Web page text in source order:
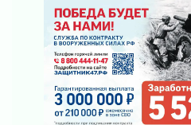
03 августа 2026
Часть медиков в
рассчитывать на
03 августа 2026
За сутки в
ликвидировали 10
03 августа 2026